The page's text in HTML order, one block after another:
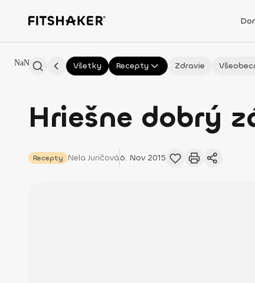
Všetky Recepty Zdravie
Hriešne dobrý
Recepty Nela Juričová6. Nov 2015
NaN